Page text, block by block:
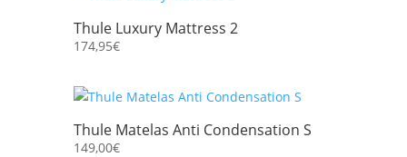
Thule Luxury Mattress 2
174,95€
Thule Matelas Anti Condensation S
149,00€